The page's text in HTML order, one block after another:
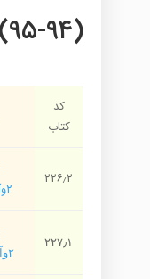
(۹۴-۹۵)
کد
کتاب
۲۲۶٫۲
۲وآزمایشگاه
۲۲۷٫۱
۲وآزمایشگاه